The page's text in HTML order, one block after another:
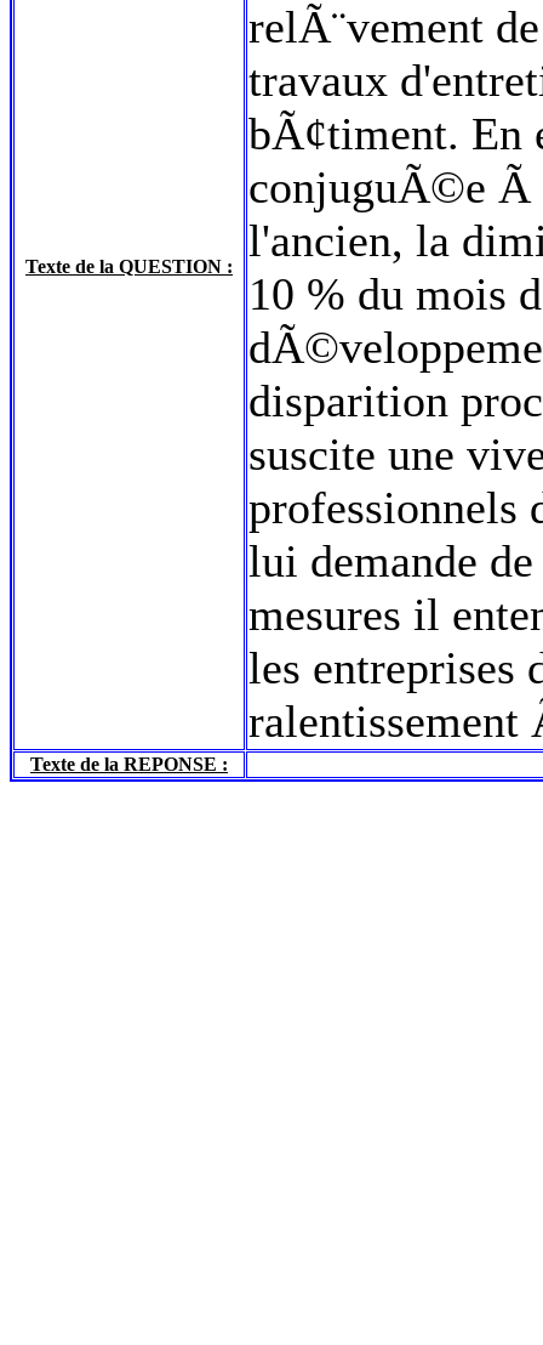
Texte de la QUESTION :
relÃ¨vement
travaux
bÃ¢timent. En
conjuguÃ©e Ã
l'ancien, la
10 % du mois
disparition
suscite une
professionnels
lui demande
mesures il
les entreprises
Texte de la REPONSE :